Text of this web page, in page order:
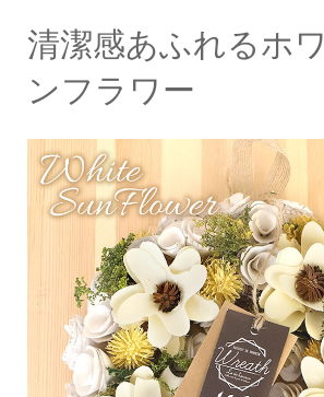
清潔感あふれるホ
ンフラワー